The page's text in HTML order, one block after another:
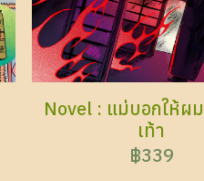
Novel : แม่บอกให้ผม
เท้า
฿339